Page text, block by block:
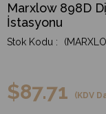
Marxlow 898D
İstasyonu
$87.71 (KDV